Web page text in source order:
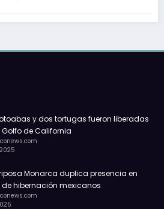
y dos tortugas fueron liberadas
Golfo de California
Monarca duplica presencia en
hibernación mexicanos